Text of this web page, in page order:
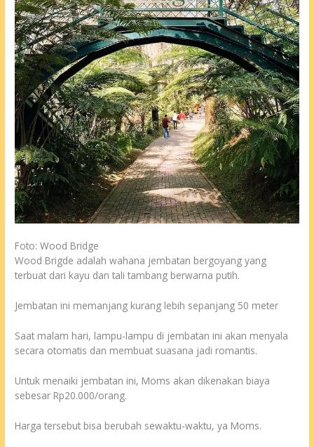
Foto: Wood Bridge
Wood Brigde adalah wahana jembatan bergoyang yang
terbuat dari kayu dan tali tambang berwarna putih.
Jembatan ini memanjang kurang lebih sepanjang 50 meter
Saat malam hari, lampu-lampu di jembatan ini akan menyala
secara otomatis dan membuat suasana jadi romantis.
Untuk menaiki jembatan ini, Moms akan dikenakan biaya
sebesar Rp20.000/orang.
Harga tersebut bisa berubah sewaktu-waktu, ya Moms.